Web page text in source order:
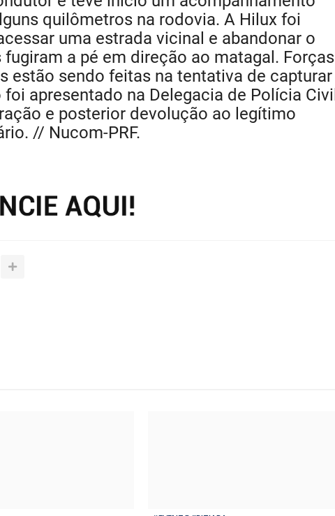
quilômetros na rodovia. A Hilux foi
uma estrada vicinal e abandonar o
a pé em direção ao matagal. Forças
estão sendo feitas na tentativa de capturar
apresentado na Delegacia de Polícia Civil
e posterior devolução ao legítimo
// Nucom-PRF.